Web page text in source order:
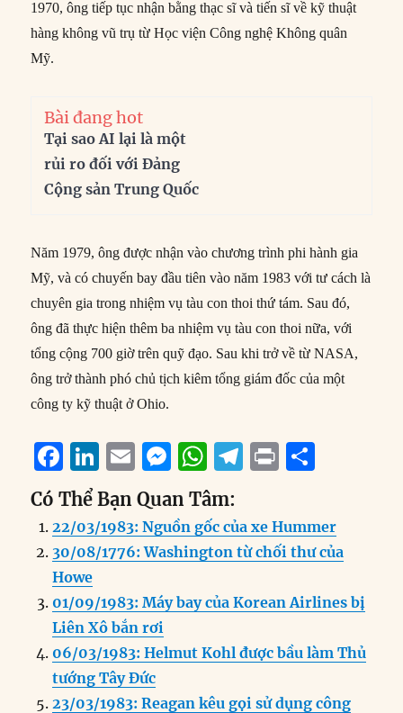
1970, ông tiếp tục nhận bằng thạc sĩ và tiến sĩ về kỹ thuật
hàng không vũ trụ từ Học viện Công nghệ Không quân
Mỹ.
Bài đang hot
Tại sao AI lại là một
rủi ro đối với Đảng
Cộng sản Trung Quốc
Năm 1979, ông được nhận vào chương trình phi hành gia
Mỹ, và có chuyến bay đầu tiên vào năm 1983 với tư cách là
chuyên gia trong nhiệm vụ tàu con thoi thứ tám. Sau đó,
ông đã thực hiện thêm ba nhiệm vụ tàu con thoi nữa, với
tổng cộng 700 giờ trên quỹ đạo. Sau khi trở về từ NASA,
ông trở thành phó chủ tịch kiêm tổng giám đốc của một
công ty kỹ thuật ở Ohio.
F
a
c
e
b
o
o
k
Li
n
k
e
d
I
n
E
m
ai
l
M
ss
e
n
g
W
h
at
s
A
p
T
g
r
a
P
n
t
re
Có Thể Bạn Quan Tâm:
22/03/1983: Nguồn gốc của xe Hummer
30/08/1776: Washington từ chối thư của
Howe
01/09/1983: Máy bay của Korean Airlines bị
Liên Xô bắn rơi
06/03/1983: Helmut Kohl được bầu làm Thủ
tướng Tây Đức
23/03/1983: Reagan kêu gọi sử dụng công